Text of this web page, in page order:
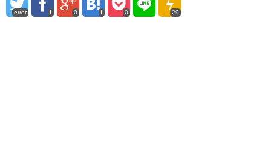
error 0 0 29